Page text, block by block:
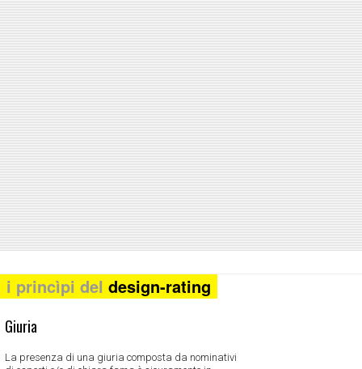
i princìpi del design-rating
Giuria
La presenza di una giuria composta da nominativi